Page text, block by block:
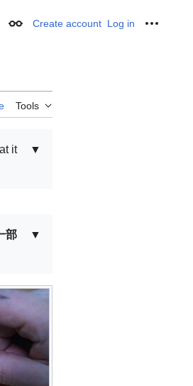
Appearance
Create account Log in
Tools
▼
it
▼
部